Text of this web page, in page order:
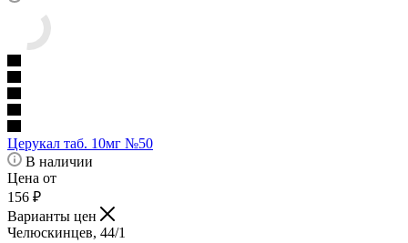
Церукал таб. 10мг №50
В наличии
Цена от
156 ₽
Варианты цен
Челюскинцев, 44/1